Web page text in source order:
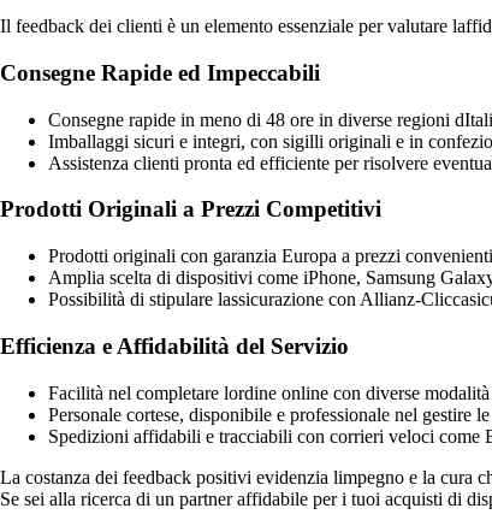
Il feedback dei clienti è un elemento essenziale per valutare
Consegne Rapide ed Impeccabili
Consegne rapide in meno di 48 ore in diverse regioni
Imballaggi sicuri e integri, con sigilli originali e in
Assistenza clienti pronta ed efficiente per risolvere
Prodotti Originali a Prezzi Competitivi
Prodotti originali con garanzia Europa a prezzi
Amplia scelta di dispositivi come iPhone, Samsung
Possibilità di stipulare lassicurazione con Allianz-
Efficienza e Affidabilità del Servizio
Facilità nel completare lordine online con diverse
Personale cortese, disponibile e professionale nel gestire
Spedizioni affidabili e tracciabili con corrieri veloci come
La costanza dei feedback positivi evidenzia limpegno e la cura
Se sei alla ricerca di un partner affidabile per i tuoi acquisti di